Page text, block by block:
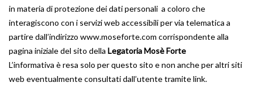
in materia di protezione dei dati personali a coloro che
interagiscono con i servizi web accessibili per via telematica a
partire dall’indirizzo www.moseforte.com corrispondente alla
pagina iniziale del sito della Legatoria Mosè Forte
L’informativa è resa solo per questo sito e non anche per altri siti
web eventualmente consultati dall’utente tramite link.